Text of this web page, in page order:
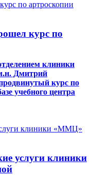
курс по
клиники
Дмитрий
курс по
учебного центра
услуги клиники